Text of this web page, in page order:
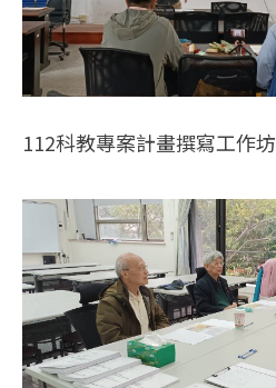
112科教專案計畫撰寫工作坊